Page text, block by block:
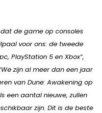
de game op consoles
voor ons: de tweede
PlayStation 5 en Xbox”,
zijn al meer dan een jaar
van Dune: Awakening op
een aantal nieuwe, zullen
zijn. Dit is de beste